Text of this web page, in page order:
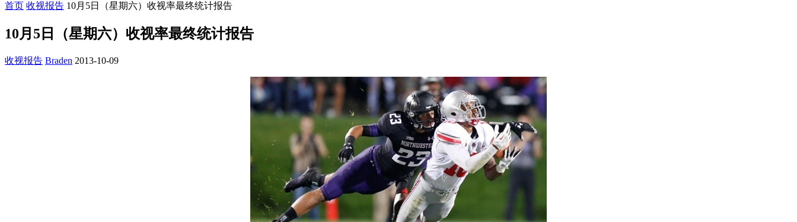
首页 收视报告 10月5日（星期六）收视率最终统计报告
10月5日（星期六）收视率最终统计报告
收视报告 Braden 2013-10-09